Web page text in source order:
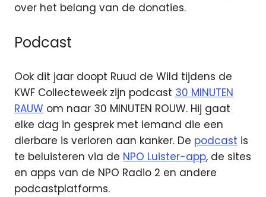
over het belang van de donaties.
Podcast
Ook dit jaar doopt Ruud de Wild tijdens de
KWF Collecteweek zijn podcast 30 MINUTEN
RAUW om naar 30 MINUTEN ROUW. Hij gaat
elke dag in gesprek met iemand die een
dierbare is verloren aan kanker. De podcast is
te beluisteren via de NPO Luister-app, de sites
en apps van de NPO Radio 2 en andere
podcastplatforms.